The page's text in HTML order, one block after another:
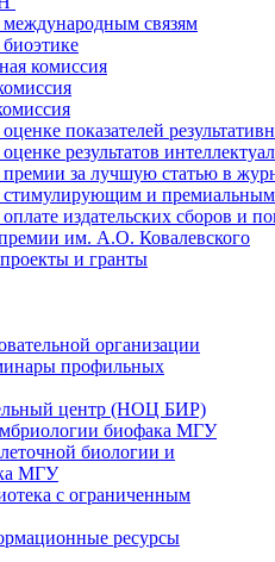
связям
комиссия
показателей
результатов
за лучшую статью в
стимулирующим и
издательских сборов и
им. А.О. Ковалевского
и гранты
организации
профильных
центр (НОЦ БИР)
биофака МГУ
биологии и
МГУ
с ограниченным
ресурсы